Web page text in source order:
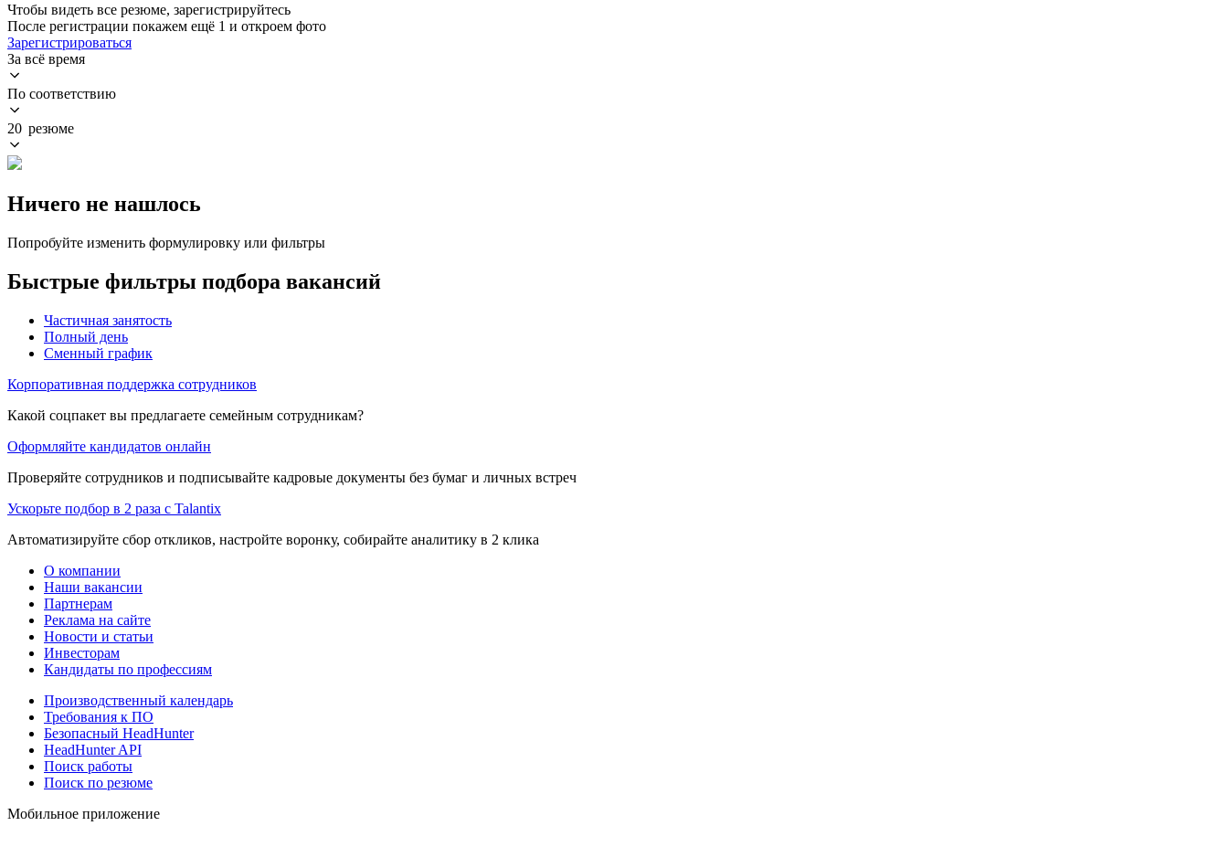
Чтобы видеть все резюме, зарегистрируйтесь
После регистрации покажем ещё 1 и откроем фото
Зарегистрироваться
За всё время
По соответствию
20 резюме
Ничего не нашлось
Попробуйте изменить формулировку или фильтры
Быстрые фильтры подбора вакансий
Частичная занятость
Полный день
Сменный график
Корпоративная поддержка сотрудников
Какой соцпакет вы предлагаете семейным сотрудникам?
Оформляйте кандидатов онлайн
Проверяйте сотрудников и подписывайте кадровые документы без бумаг и личных встреч
Ускорьте подбор в 2 раза с Talantix
Автоматизируйте сбор откликов, настройте воронку, собирайте аналитику в 2 клика
О компании
Наши вакансии
Партнерам
Реклама на сайте
Новости и статьи
Инвесторам
Кандидаты по профессиям
Производственный календарь
Требования к ПО
Безопасный HeadHunter
HeadHunter API
Поиск работы
Поиск по резюме
Мобильное приложение